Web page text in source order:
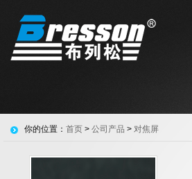
你的位置： 首页 > 公司产品 > 对焦屏